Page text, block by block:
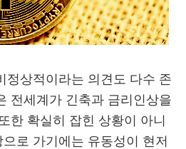
정상적이라는 의견도 다수 존
전세계가 긴축과 금리인상을
한 확실히 잡힌 상황이 아니
로 가기에는 유동성이 현저